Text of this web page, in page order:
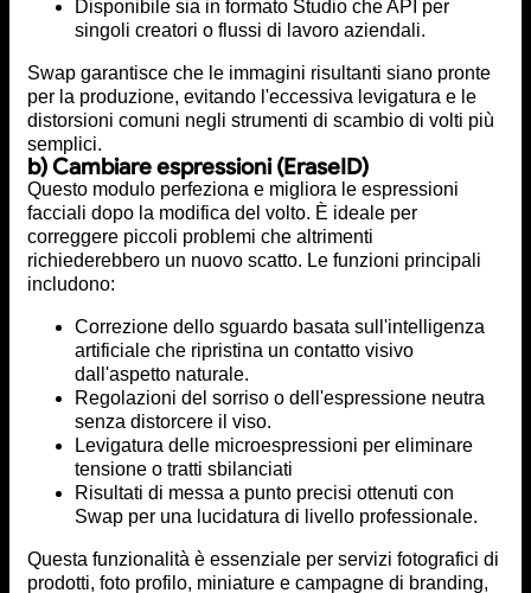
Disponibile sia in formato Studio che API per
singoli creatori o flussi di lavoro aziendali.
Swap garantisce che le immagini risultanti siano pronte
per la produzione, evitando l'eccessiva levigatura e le
distorsioni comuni negli strumenti di scambio di volti più
semplici.
b) Cambiare espressioni (EraseID)
Questo modulo perfeziona e migliora le espressioni
facciali dopo la modifica del volto. È ideale per
correggere piccoli problemi che altrimenti
richiederebbero un nuovo scatto. Le funzioni principali
includono:
Correzione dello sguardo basata sull'intelligenza
artificiale che ripristina un contatto visivo
dall'aspetto naturale.
Regolazioni del sorriso o dell'espressione neutra
senza distorcere il viso.
Levigatura delle microespressioni per eliminare
tensione o tratti sbilanciati
Risultati di messa a punto precisi ottenuti con
Swap per una lucidatura di livello professionale.
Questa funzionalità è essenziale per servizi fotografici di
prodotti, foto profilo, miniature e campagne di branding,